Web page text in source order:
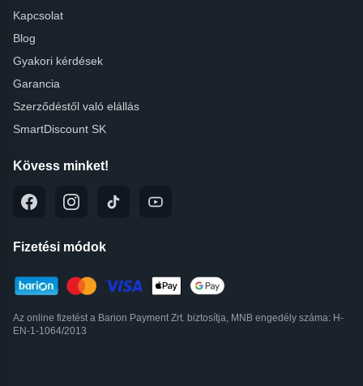
Kapcsolat
Blog
Gyakori kérdések
Garancia
Szerződéstől való elállás
SmartDiscount SK
Kövess minket!
Fizetési módok
Az online fizetést a Barion Payment Zrt. biztosítja, MNB engedély száma: H-
EN-1-1064/2013